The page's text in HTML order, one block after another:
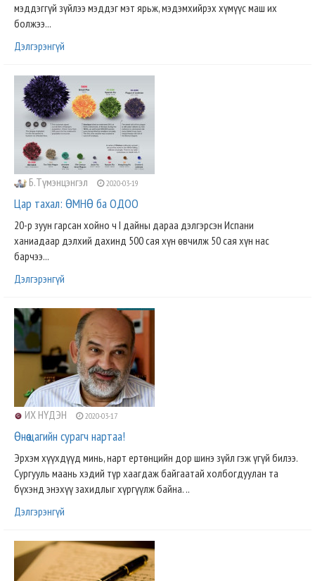
мэддэггүй зүйлээ мэддэг мэт ярьж, мэдэмхийрэх хүмүүс маш их
болжээ...
Дэлгэрэнгүй
Б.Түмэнцэнгэл 2020-03-19
Цар тахал: ӨМНӨ ба ОДОО
20-р зуун гарсан хойно ч I дайны дараа дэлгэрсэн Испани
ханиадаар дэлхий дахинд 500 сая хүн ѳвчилж 50 сая хүн нас
барчээ...
Дэлгэрэнгүй
ИХ НҮДЭН 2020-03-17
Өнөө цагийн сурагч нартаа!
Эрхэм хүүхдүүд минь, нарт ертөнцийн дор шинэ зүйл гэж үгүй билээ.
Сургууль маань хэдий түр хаагдаж байгаатай холбогдуулан та
бүхэнд энэхүү захидлыг хүргүүлж байна. ..
Дэлгэрэнгүй